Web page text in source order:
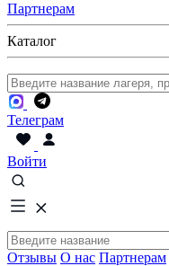
Партнерам
Каталог
Телеграм
Войти
Отзывы О нас Партнерам